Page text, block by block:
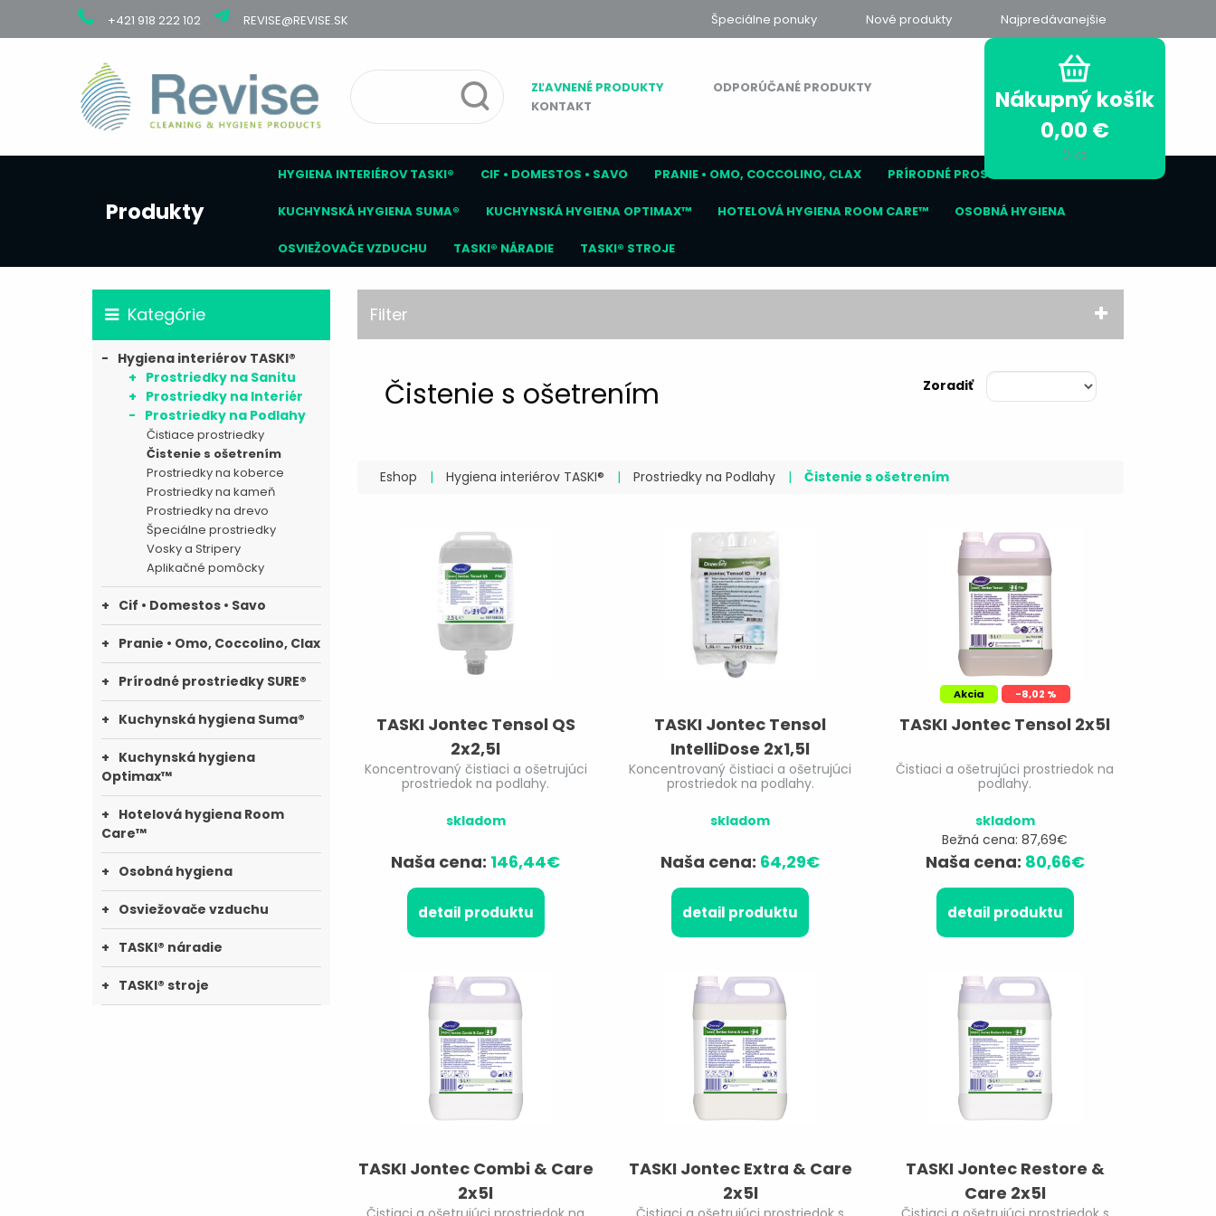
+421 918 222 102 REVISE@REVISE.SK Špeciálne ponuky Nové produkty Najpredávanejšie
ZĽAVNENÉ PRODUKTY
ODPORÚČANÉ PRODUKTY
KONTAKT
Nákupný košík
0,00 €
0 ks
Produkty
HYGIENA INTERIÉROV TASKI® CIF • DOMESTOS • SAVO PRANIE • OMO, COCCOLINO, CLAX PRÍRODNÉ PROSTRIEDKY SURE®
KUCHYNSKÁ HYGIENA SUMA® KUCHYNSKÁ HYGIENA OPTIMAX™ HOTELOVÁ HYGIENA ROOM CARE™ OSOBNÁ HYGIENA
OSVIEŽOVAČE VZDUCHU TASKI® NÁRADIE TASKI® STROJE
Kategórie
Hygiena interiérov TASKI®
Prostriedky na Sanitu
Prostriedky na Interiér
Prostriedky na Podlahy
Čistiace prostriedky
Čistenie s ošetrením
Prostriedky na koberce
Prostriedky na kameň
Prostriedky na drevo
Špeciálne prostriedky
Vosky a Stripery
Aplikačné pomôcky
Cif • Domestos • Savo
Pranie • Omo, Coccolino, Clax
Prírodné prostriedky SURE®
Kuchynská hygiena Suma®
Kuchynská hygiena
Optimax™
Hotelová hygiena Room
Care™
Osobná hygiena
Osviežovače vzduchu
TASKI® náradie
TASKI® stroje
Filter
Čistenie s ošetrením Zoradiť
Eshop | Hygiena interiérov TASKI® | Prostriedky na Podlahy | Čistenie s ošetrením
TASKI Jontec Tensol QS
2x2,5l
Koncentrovaný čistiaci a ošetrujúci
prostriedok na podlahy.
skladom
Naša cena: 146,44€
detail produktu
TASKI Jontec Tensol
IntelliDose 2x1,5l
Koncentrovaný čistiaci a ošetrujúci
prostriedok na podlahy.
skladom
Naša cena: 64,29€
detail produktu
Akcia -8,02 %
TASKI Jontec Tensol 2x5l
Čistiaci a ošetrujúci prostriedok na
podlahy.
skladom
Bežná cena: 87,69€
Naša cena: 80,66€
detail produktu
TASKI Jontec Combi & Care
2x5l
TASKI Jontec Extra & Care
2x5l
TASKI Jontec Restore &
Care 2x5l